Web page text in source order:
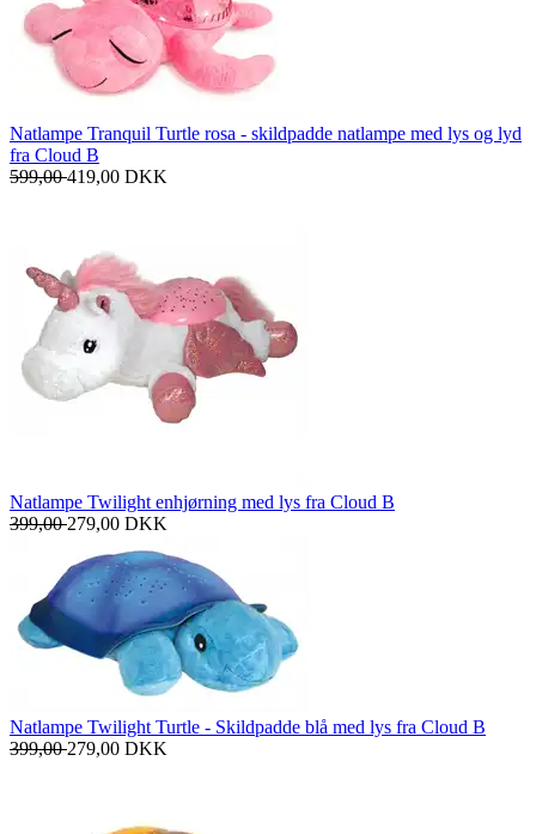
Natlampe Tranquil Turtle rosa - skildpadde natlampe med lys og lyd
fra Cloud B
599,00419,00 DKK
Natlampe Twilight enhjørning med lys fra Cloud B
399,00279,00 DKK
Natlampe Twilight Turtle - Skildpadde blå med lys fra Cloud B
399,00279,00 DKK